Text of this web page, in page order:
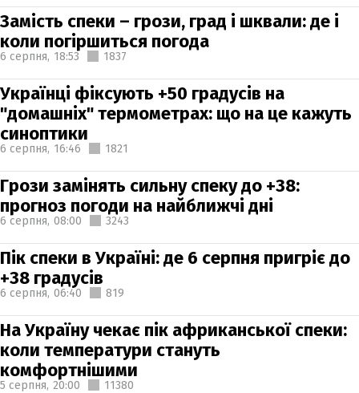
Замість спеки – грози, град і шквали: де і
коли погіршиться погода
6 серпня, 18:53 1837
Українці фіксують +50 градусів на
"домашніх" термометрах: що на це кажуть
синоптики
6 серпня, 16:46 1821
Грози замінять сильну спеку до +38:
прогноз погоди на найближчі дні
6 серпня, 08:00 3243
Пік спеки в Україні: де 6 серпня пригріє до
+38 градусів
6 серпня, 06:40 819
На Україну чекає пік африканської спеки:
коли температури стануть
комфортнішими
5 серпня, 20:00 11380